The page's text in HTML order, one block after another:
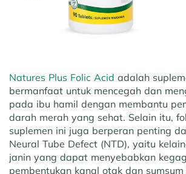
Natures Plus Folic Acid adalah
bermanfaat untuk mencegah dan
pada ibu hamil dengan membantu
darah merah yang sehat. Selain itu,
suplemen ini juga berperan penting
Neural Tube Defect (NTD), yaitu
janin yang dapat menyebabkan
pembentukan kanal otak dan